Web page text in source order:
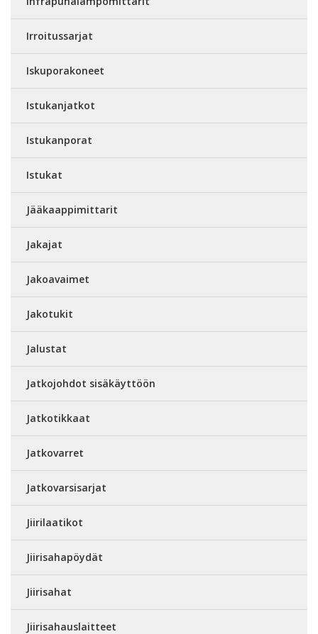
Irroitussarjat
Iskuporakoneet
Istukanjatkot
Istukanporat
Istukat
Jääkaappimittarit
Jakajat
Jakoavaimet
Jakotukit
Jalustat
Jatkojohdot sisäkäyttöön
Jatkotikkaat
Jatkovarret
Jatkovarsisarjat
Jiirilaatikot
Jiirisahapöydät
Jiirisahat
Jiirisahauslaitteet